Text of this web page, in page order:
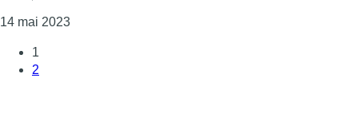
14 mai 2023Consulter l'article "Stade roi Baudouin : une
1
2